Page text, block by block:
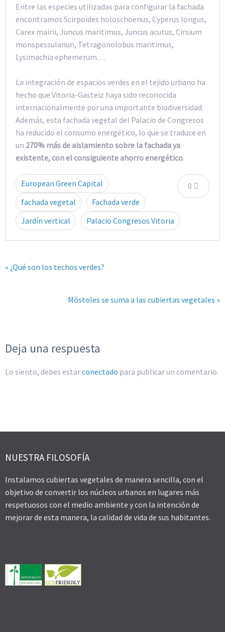
Entre las especies utilizadas para configurar la fachada
encontramos Scirpoides holoschoenus, Cyperus longus,
Carex mairii, Juncus maritimus, Juncus acutus, Cirsium
monspessulanun, Tetragonolobus maritimus,
Lysimachia ephemerum…
La integración de espacios verdes en el tejido urbano ha
hecho que Vitoria-Gasteiz haya sido reconocida
internacionalmente por una importante biodiversidad.
Además, esta fachada vegetal del Palacio de Congresos
ha reducido el consumo energético, lo que se traduce en
un 270% más de aislamiento sobre la fachada ya
existente,con el consiguiente ahorro energético.
0
European Green Capital
fachada vegetal
Fachada verde
Jardín vertical
Palacio Congresos Vitoria
« ¿Qué son los techos verdes?
Móstoles se suma a las cubiertas vegetales »
Deja una respuesta
Lo siento, debes estarconectado para publicar un comentario.
NUESTRA FILOSOFÍA
Instalamos cubiertas vegetales de manera sencilla, con el
objetivo de convertir los núcleos urbanos en lugares más
respetuosos con el medio ambiente y con la intención de
mejorar de esta manera, la calidad de vida de sus habitantes.